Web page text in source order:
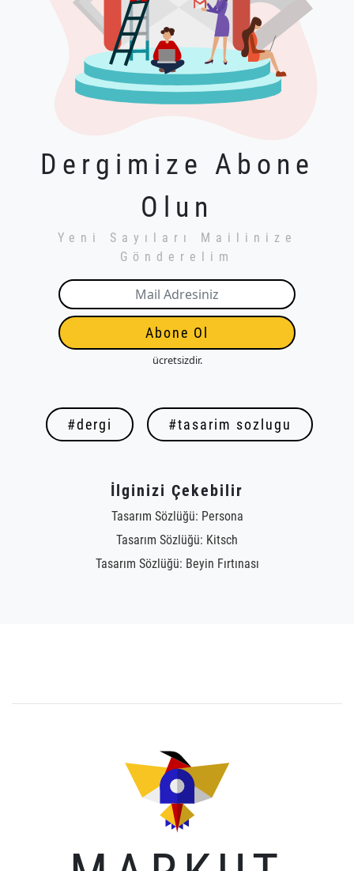
Dergimize Abone
Olun
Yeni Sayıları Mailinize
Gönderelim
Abone Ol
ücretsizdir.
#dergi #tasarim sozlugu
İlginizi Çekebilir
Tasarım Sözlüğü: Persona
Tasarım Sözlüğü: Kitsch
Tasarım Sözlüğü: Beyin Fırtınası